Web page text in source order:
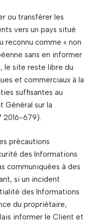
ou transférer les
vers un pays situé
reconnu comme « non
sans en informer
le site reste libre du
et commerciaux à la
suffisantes au
Général sur la
2016-679).
précautions
des Informations
communiquées à des
si un incident
des Informations
du propriétaire,
informer le Client et